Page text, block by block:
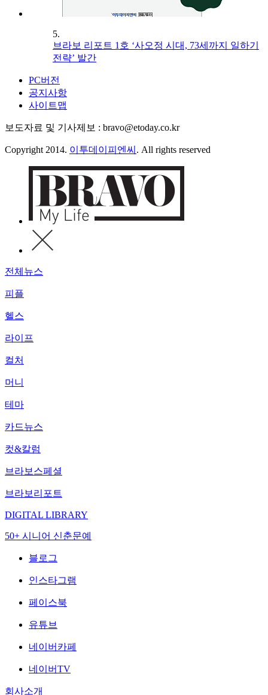
5.
브라보 리포트 1호 ‘사오정 시대, 73세까지 일하기
전략’ 발간
PC버전
공지사항
사이트맵
보도자료 및 기사제보 : bravo@etoday.co.kr
Copyright 2014. 이투데이피엔씨 . All rights reserved
전체뉴스
피플
헬스
라이프
컬처
머니
테마
카드뉴스
컷&칼럼
브라보스페셜
브라보리포트
DIGITAL LIBRARY
50+ 시니어 신춘문예
블로그
인스타그램
페이스북
유튜브
네이버카페
네이버TV
회사소개